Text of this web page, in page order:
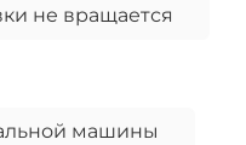
не вращается
машины